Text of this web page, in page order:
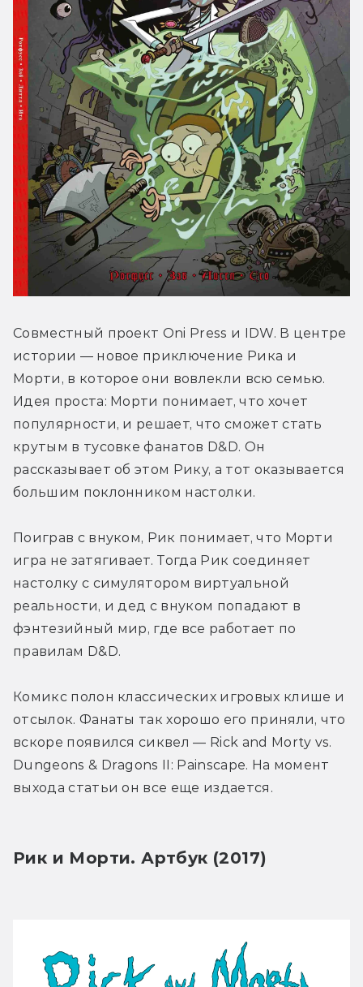
Совместный проект Oni Press и IDW. В центре
истории — новое приключение Рика и
Морти, в которое они вовлекли всю семью.
Идея проста: Морти понимает, что хочет
популярности, и решает, что сможет стать
крутым в тусовке фанатов D&D. Он
рассказывает об этом Рику, а тот оказывается
большим поклонником настолки.
Поиграв с внуком, Рик понимает, что Морти
игра не затягивает. Тогда Рик соединяет
настолку с симулятором виртуальной
реальности, и дед с внуком попадают в
фэнтезийный мир, где все работает по
правилам D&D.
Комикс полон классических игровых клише и
отсылок. Фанаты так хорошо его приняли, что
вскоре появился сиквел — Rick and Morty vs.
Dungeons & Dragons II: Painscape. На момент
выхода статьи он все еще издается.
Рик и Морти. Артбук (2017)